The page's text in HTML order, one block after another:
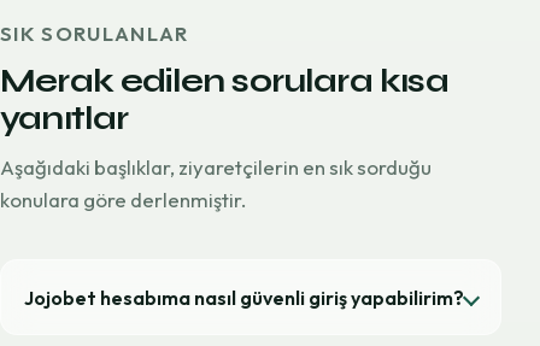
SIK SORULANLAR
Merak edilen sorulara kısa
yanıtlar
Aşağıdaki başlıklar, ziyaretçilerin en sık sorduğu
konulara göre derlenmiştir.
Jojobet hesabıma nasıl güvenli giriş yapabilirim?